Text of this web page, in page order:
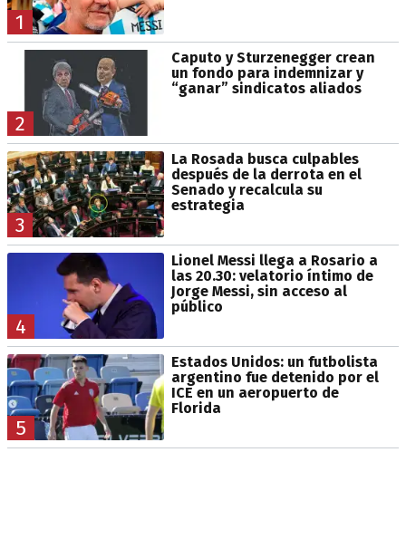
1
2
Caputo y Sturzenegger crean
un fondo para indemnizar y
“ganar” sindicatos aliados
3
La Rosada busca culpables
después de la derrota en el
Senado y recalcula su
estrategia
4
Lionel Messi llega a Rosario a
las 20.30: velatorio íntimo de
Jorge Messi, sin acceso al
público
5
Estados Unidos: un futbolista
argentino fue detenido por el
ICE en un aeropuerto de
Florida